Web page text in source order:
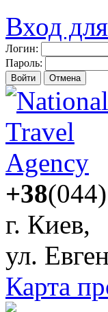
Вход
Логин:
Пароль:
+38
г. Киев,
ул.
Карта